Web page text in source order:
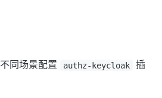
同场景配置 authz-keycloak
插